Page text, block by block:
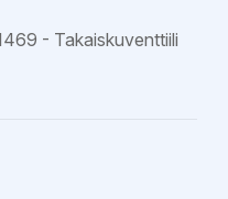
- Takaiskuventtiili